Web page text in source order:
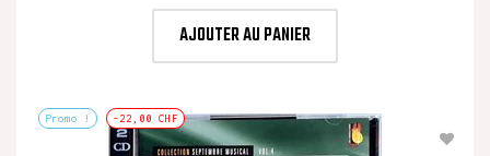
AJOUTER AU PANIER
Promo ! -22,00 CHF